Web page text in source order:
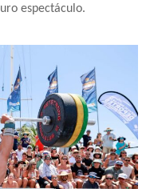
espectáculo.